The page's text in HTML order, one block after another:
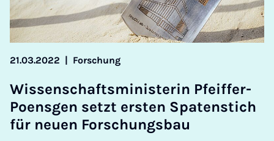
21.03.2022 | Forschung
Wis­senschafts­min­is­ter­in Pfeif­fer-
Poens­gen set­zt er­sten Spaten­stich
für neuen Forschungs­bau